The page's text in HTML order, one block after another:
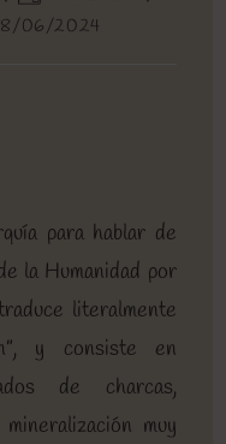
de
la
06/2024
para hablar de
la Humanidad por
literalmente
y consiste en
de charcas,
muy